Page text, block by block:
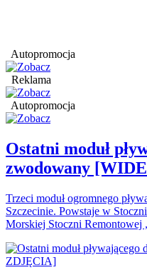
Autopromocja
Reklama
Autopromocja
Ostatni moduł
zwodowany
Trzeci moduł ogromnego
Szczecinie. Powstaje w
Morskiej Stoczni